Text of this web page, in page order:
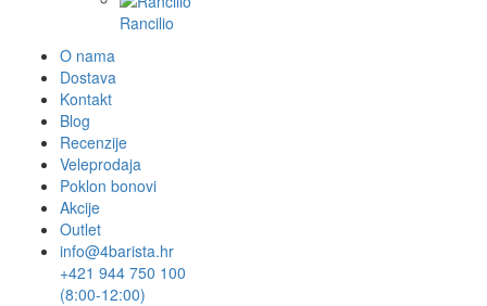
Rancilio
O nama
Dostava
Kontakt
Blog
Recenzije
Veleprodaja
Poklon bonovi
Akcije
Outlet
info@4barista.hr
+421 944 750 100
(8:00-12:00)